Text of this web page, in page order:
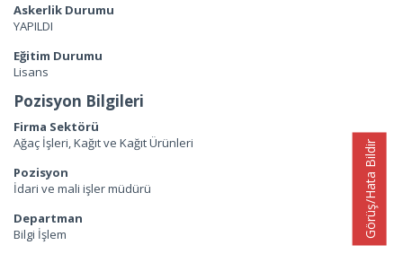
Görüş/Hata Bildir
Askerlik Durumu
YAPILDI
Eğitim Durumu
Lisans
Pozisyon Bilgileri
Firma Sektörü
Ağaç İşleri, Kağıt ve Kağıt Ürünleri
Pozisyon
İdari ve mali işler müdürü
Departman
Bilgi İşlem